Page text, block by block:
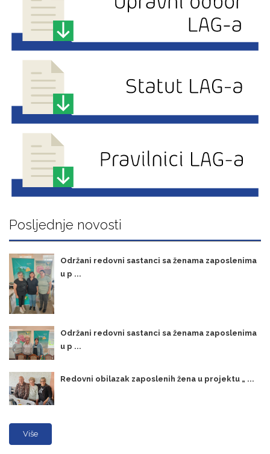
Posljednje novosti
Održani redovni sastanci sa ženama zaposlenima
u p ...
Održani redovni sastanci sa ženama zaposlenima
u p ...
Redovni obilazak zaposlenih žena u projektu „ ...
Više